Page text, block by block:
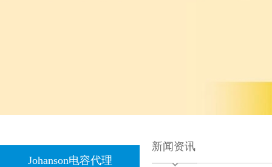
Johanson电容代理
新闻资讯